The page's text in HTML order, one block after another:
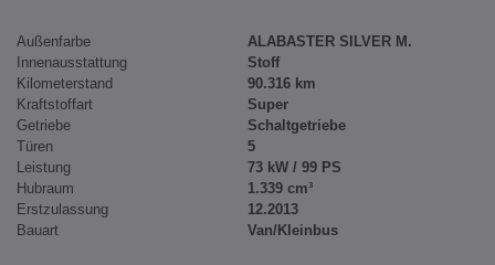
Außenfarbe
ALABASTER SILVER M.
Innenausstattung
Stoff
Kilometerstand
90.316 km
Kraftstoffart
Super
Getriebe
Schaltgetriebe
Türen
5
Leistung
73 kW / 99 PS
Hubraum
1.339 cm³
Erstzulassung
12.2013
Bauart
Van/Kleinbus